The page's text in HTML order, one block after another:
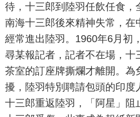
待，十三郎到陸羽任飲任食，
南海十三郎後來精神失常，在
經常進出陸羽。1960年6月初
尋某報記者，記者不在場，十
茶室的訂座牌撕爛才離開。為
擾，陸羽特別聘請包頭的印度
十三郎重返陸羽，「阿星」阻